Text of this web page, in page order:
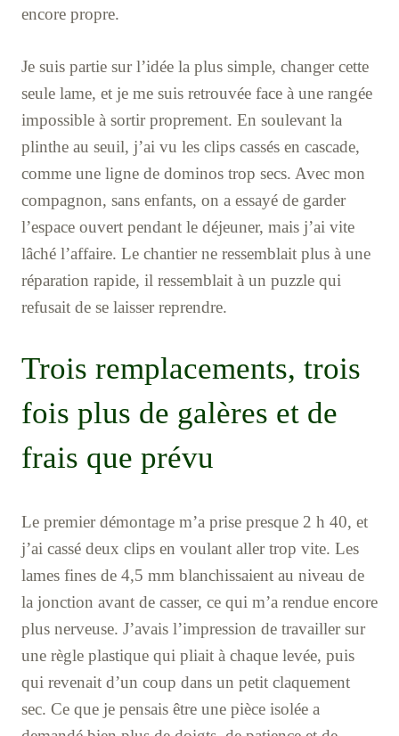
encore propre.
Je suis partie sur l’idée la plus simple, changer cette
seule lame, et je me suis retrouvée face à une rangée
impossible à sortir proprement. En soulevant la
plinthe au seuil, j’ai vu les clips cassés en cascade,
comme une ligne de dominos trop secs. Avec mon
compagnon, sans enfants, on a essayé de garder
l’espace ouvert pendant le déjeuner, mais j’ai vite
lâché l’affaire. Le chantier ne ressemblait plus à une
réparation rapide, il ressemblait à un puzzle qui
refusait de se laisser reprendre.
Trois remplacements, trois
fois plus de galères et de
frais que prévu
Le premier démontage m’a prise presque 2 h 40, et
j’ai cassé deux clips en voulant aller trop vite. Les
lames fines de 4,5 mm blanchissaient au niveau de
la jonction avant de casser, ce qui m’a rendue encore
plus nerveuse. J’avais l’impression de travailler sur
une règle plastique qui pliait à chaque levée, puis
qui revenait d’un coup dans un petit claquement
sec. Ce que je pensais être une pièce isolée a